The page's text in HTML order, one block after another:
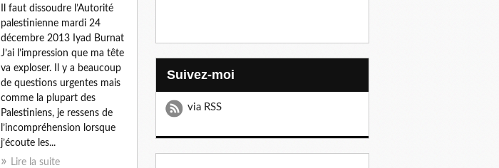
Il faut dissoudre l’Autorité
palestinienne mardi 24
décembre 2013 Iyad Burnat
J’ai l’impression que ma tête
va exploser. Il y a beaucoup
de questions urgentes mais
comme la plupart des
Palestiniens, je ressens de
l’incompréhension lorsque
j’écoute les...
Lire la suite
Suivez-moi
via RSS